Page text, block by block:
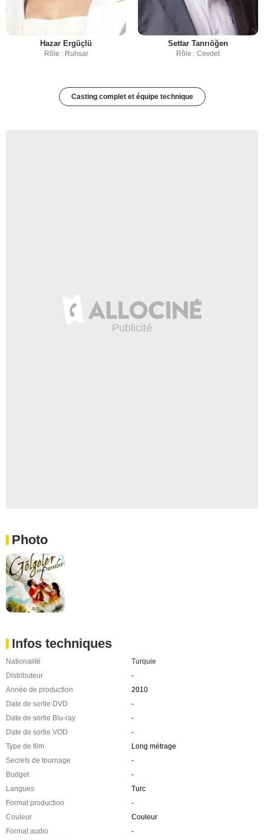
Hazar Ergüçlü
Rôle : Ruhsar
Settar Tanrıöğen
Rôle : Cevdet
Casting complet et équipe technique
Photo
Infos techniques
Nationalité
Turquie
Distributeur
-
Année de production
2010
Date de sortie DVD
-
Date de sortie Blu-ray
-
Date de sortie VOD
-
Type de film
Long métrage
Secrets de tournage
-
Budget
-
Langues
Turc
Format production
-
Couleur
Couleur
Format audio
-